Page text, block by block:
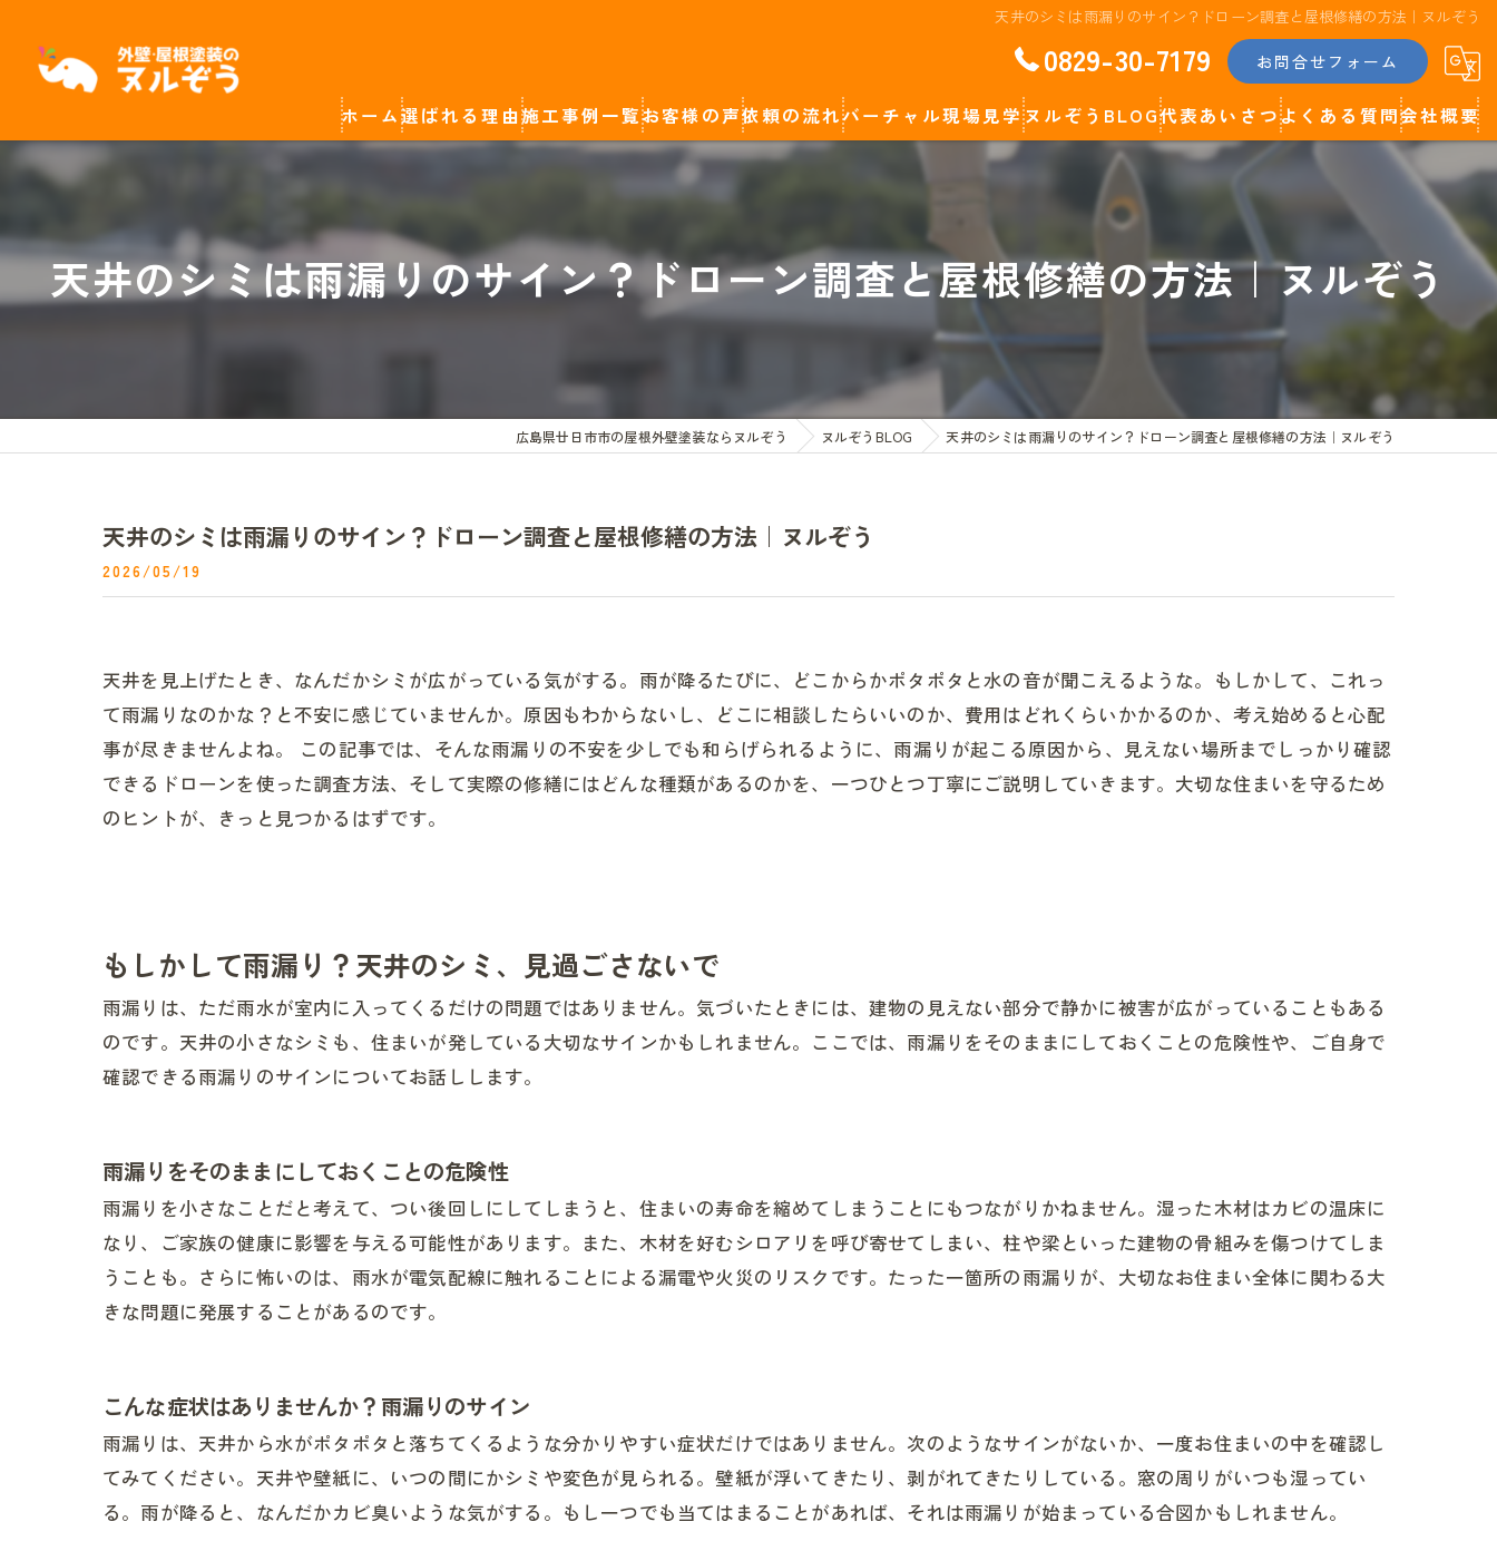
天井のシミは雨漏りのサイン？ドローン調査と屋根修繕の方法｜ヌルぞう
0829-30-7179 お問合せフォーム
ホーム選ばれる理由施工事例一覧
廿日市市の屋根外壁塗装
岩国市の屋根外壁塗装
広島市の屋根外壁塗装
お客様の声依頼の流れバーチャル現場見学ヌルぞうBLOG代表あいさつ
代表コラム
よくある質問会社概要
天井のシミは雨漏りのサイン？ドローン調査と屋根修繕の方法｜ヌルぞう
広島県廿日市市の屋根外壁塗装ならヌルぞう ヌルぞうBLOG 天井のシミは雨漏りのサイン？ドローン調査と屋根修繕の方法｜ヌルぞう
天井のシミは雨漏りのサイン？ドローン調査と屋根修繕の方法｜ヌルぞう
2026/05/19
天井を見上げたとき、なんだかシミが広がっている気がする。雨が降るたびに、どこからかポタポタと水の音が聞こえるような。もしかして、これっ
て雨漏りなのかな？と不安に感じていませんか。原因もわからないし、どこに相談したらいいのか、費用はどれくらいかかるのか、考え始めると心配
事が尽きませんよね。 この記事では、そんな雨漏りの不安を少しでも和らげられるように、雨漏りが起こる原因から、見えない場所までしっかり確認
できるドローンを使った調査方法、そして実際の修繕にはどんな種類があるのかを、一つひとつ丁寧にご説明していきます。大切な住まいを守るため
のヒントが、きっと見つかるはずです。
もしかして雨漏り？天井のシミ、見過ごさないで
雨漏りは、ただ雨水が室内に入ってくるだけの問題ではありません。気づいたときには、建物の見えない部分で静かに被害が広がっていることもある
のです。天井の小さなシミも、住まいが発している大切なサインかもしれません。ここでは、雨漏りをそのままにしておくことの危険性や、ご自身で
確認できる雨漏りのサインについてお話しします。
雨漏りをそのままにしておくことの危険性
雨漏りを小さなことだと考えて、つい後回しにしてしまうと、住まいの寿命を縮めてしまうことにもつながりかねません。湿った木材はカビの温床に
なり、ご家族の健康に影響を与える可能性があります。また、木材を好むシロアリを呼び寄せてしまい、柱や梁といった建物の骨組みを傷つけてしま
うことも。さらに怖いのは、雨水が電気配線に触れることによる漏電や火災のリスクです。たった一箇所の雨漏りが、大切なお住まい全体に関わる大
きな問題に発展することがあるのです。
こんな症状はありませんか？雨漏りのサイン
雨漏りは、天井から水がポタポタと落ちてくるような分かりやすい症状だけではありません。次のようなサインがないか、一度お住まいの中を確認し
てみてください。天井や壁紙に、いつの間にかシミや変色が見られる。壁紙が浮いてきたり、剥がれてきたりしている。窓の周りがいつも湿ってい
る。雨が降ると、なんだかカビ臭いような気がする。もし一つでも当てはまることがあれば、それは雨漏りが始まっている合図かもしれません。